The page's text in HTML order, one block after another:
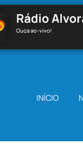
Rádio
Ouça ao-vivo!
Cecília
INÍCIO